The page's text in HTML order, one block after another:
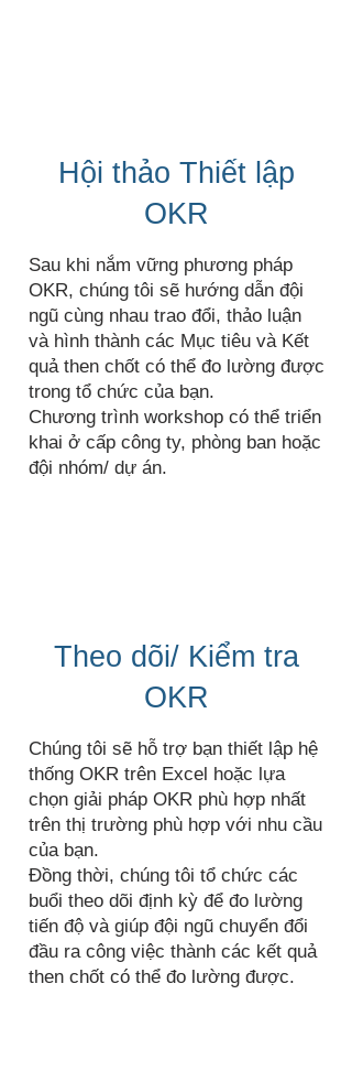
Hội thảo Thiết lập
OKR
Sau khi nắm vững phương pháp
OKR, chúng tôi sẽ hướng dẫn đội
ngũ cùng nhau trao đổi, thảo luận
và hình thành các Mục tiêu và Kết
quả then chốt có thể đo lường được
trong tổ chức của bạn.
Chương trình workshop có thể triển
khai ở cấp công ty, phòng ban hoặc
đội nhóm/ dự án.
Theo dõi/ Kiểm tra
OKR
Chúng tôi sẽ hỗ trợ bạn thiết lập hệ
thống OKR trên Excel hoặc lựa
chọn giải pháp OKR phù hợp nhất
trên thị trường phù hợp với nhu cầu
của bạn.
Đồng thời, chúng tôi tổ chức các
buổi theo dõi định kỳ để đo lường
tiến độ và giúp đội ngũ chuyển đổi
đầu ra công việc thành các kết quả
then chốt có thể đo lường được.